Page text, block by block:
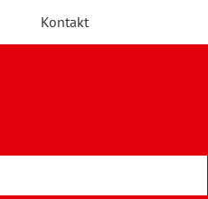
Kontakt